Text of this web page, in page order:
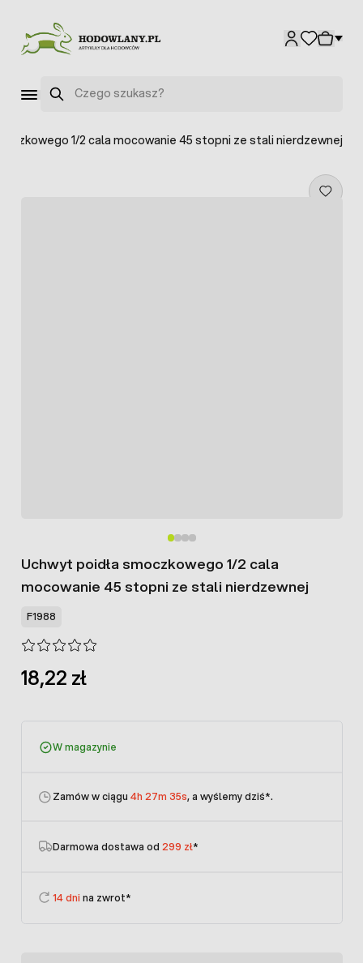
Szukaj
1/2 cala mocowanie 45 stopni ze stali nierdzewnej
Uchwyt poidła smoczkowego 1/2 cala
mocowanie 45 stopni ze stali nierdzewnej
F1988
18,22 zł
W magazynie
Zamów w ciągu 4h 27m 35s, a wyślemy dziś*.
Darmowa dostawa od 299 zł*
14 dni na zwrot*